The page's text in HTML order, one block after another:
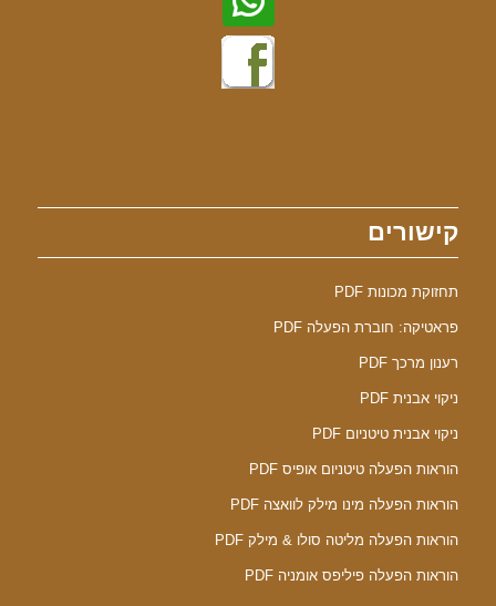
קישורים
תחזוקת מכונות PDF
פראטיקה: חוברת הפעלה PDF
רענון מרכך PDF
ניקוי אבנית PDF
ניקוי אבנית טיטניום PDF
הוראות הפעלה טיטניום אופיס PDF
הוראות הפעלה מינו מילק לוואצה PDF
הוראות הפעלה מליטה סולו & מילק PDF
הוראות הפעלה פיליפס אומניה PDF